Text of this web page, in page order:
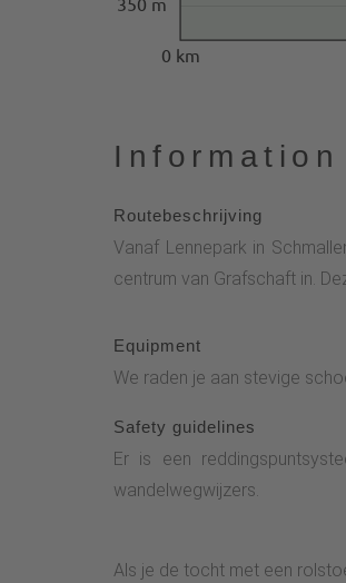
0 km
Information
Routebeschrijving
Vanaf Lennepark in
centrum van Grafschaft in.
Equipment
We raden je aan stevige
Safety guidelines
Er is een
wandelwegwijzers.
Als je de tocht met een